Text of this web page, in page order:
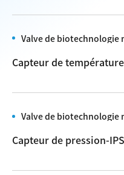
Valve de biotechnologie
Capteur de
Valve de biotechnologie
Capteur de pression-IPS